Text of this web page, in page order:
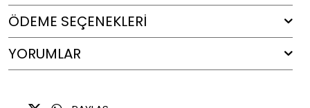
kumaşında kullanılan pamuk, genellikle uzun elyaflı ve
yüksek kaliteli pamuk türlerinden seçilir. Bu kumaş türünde
yaygın olarak kullanılan pamuğun en bilinen türleri Mısır
pamuğu ve Sea Island pamuğudur. Nefes alabilirliği ve
hafifliği sayesinde sıcak havalarda serin tutar, aynı zamanda
doğal parlaklığı ve dokusu ile lüks bir görünüm sunar.
ÖDEME SEÇENEKLERI
YORUMLAR